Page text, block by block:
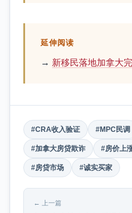
延伸阅读
→ 新移民落地加拿大
#CRA收入验证 #MPC民调
#加拿大房贷欺诈 #房价上
#房贷市场 #诚实买家
← 上一篇